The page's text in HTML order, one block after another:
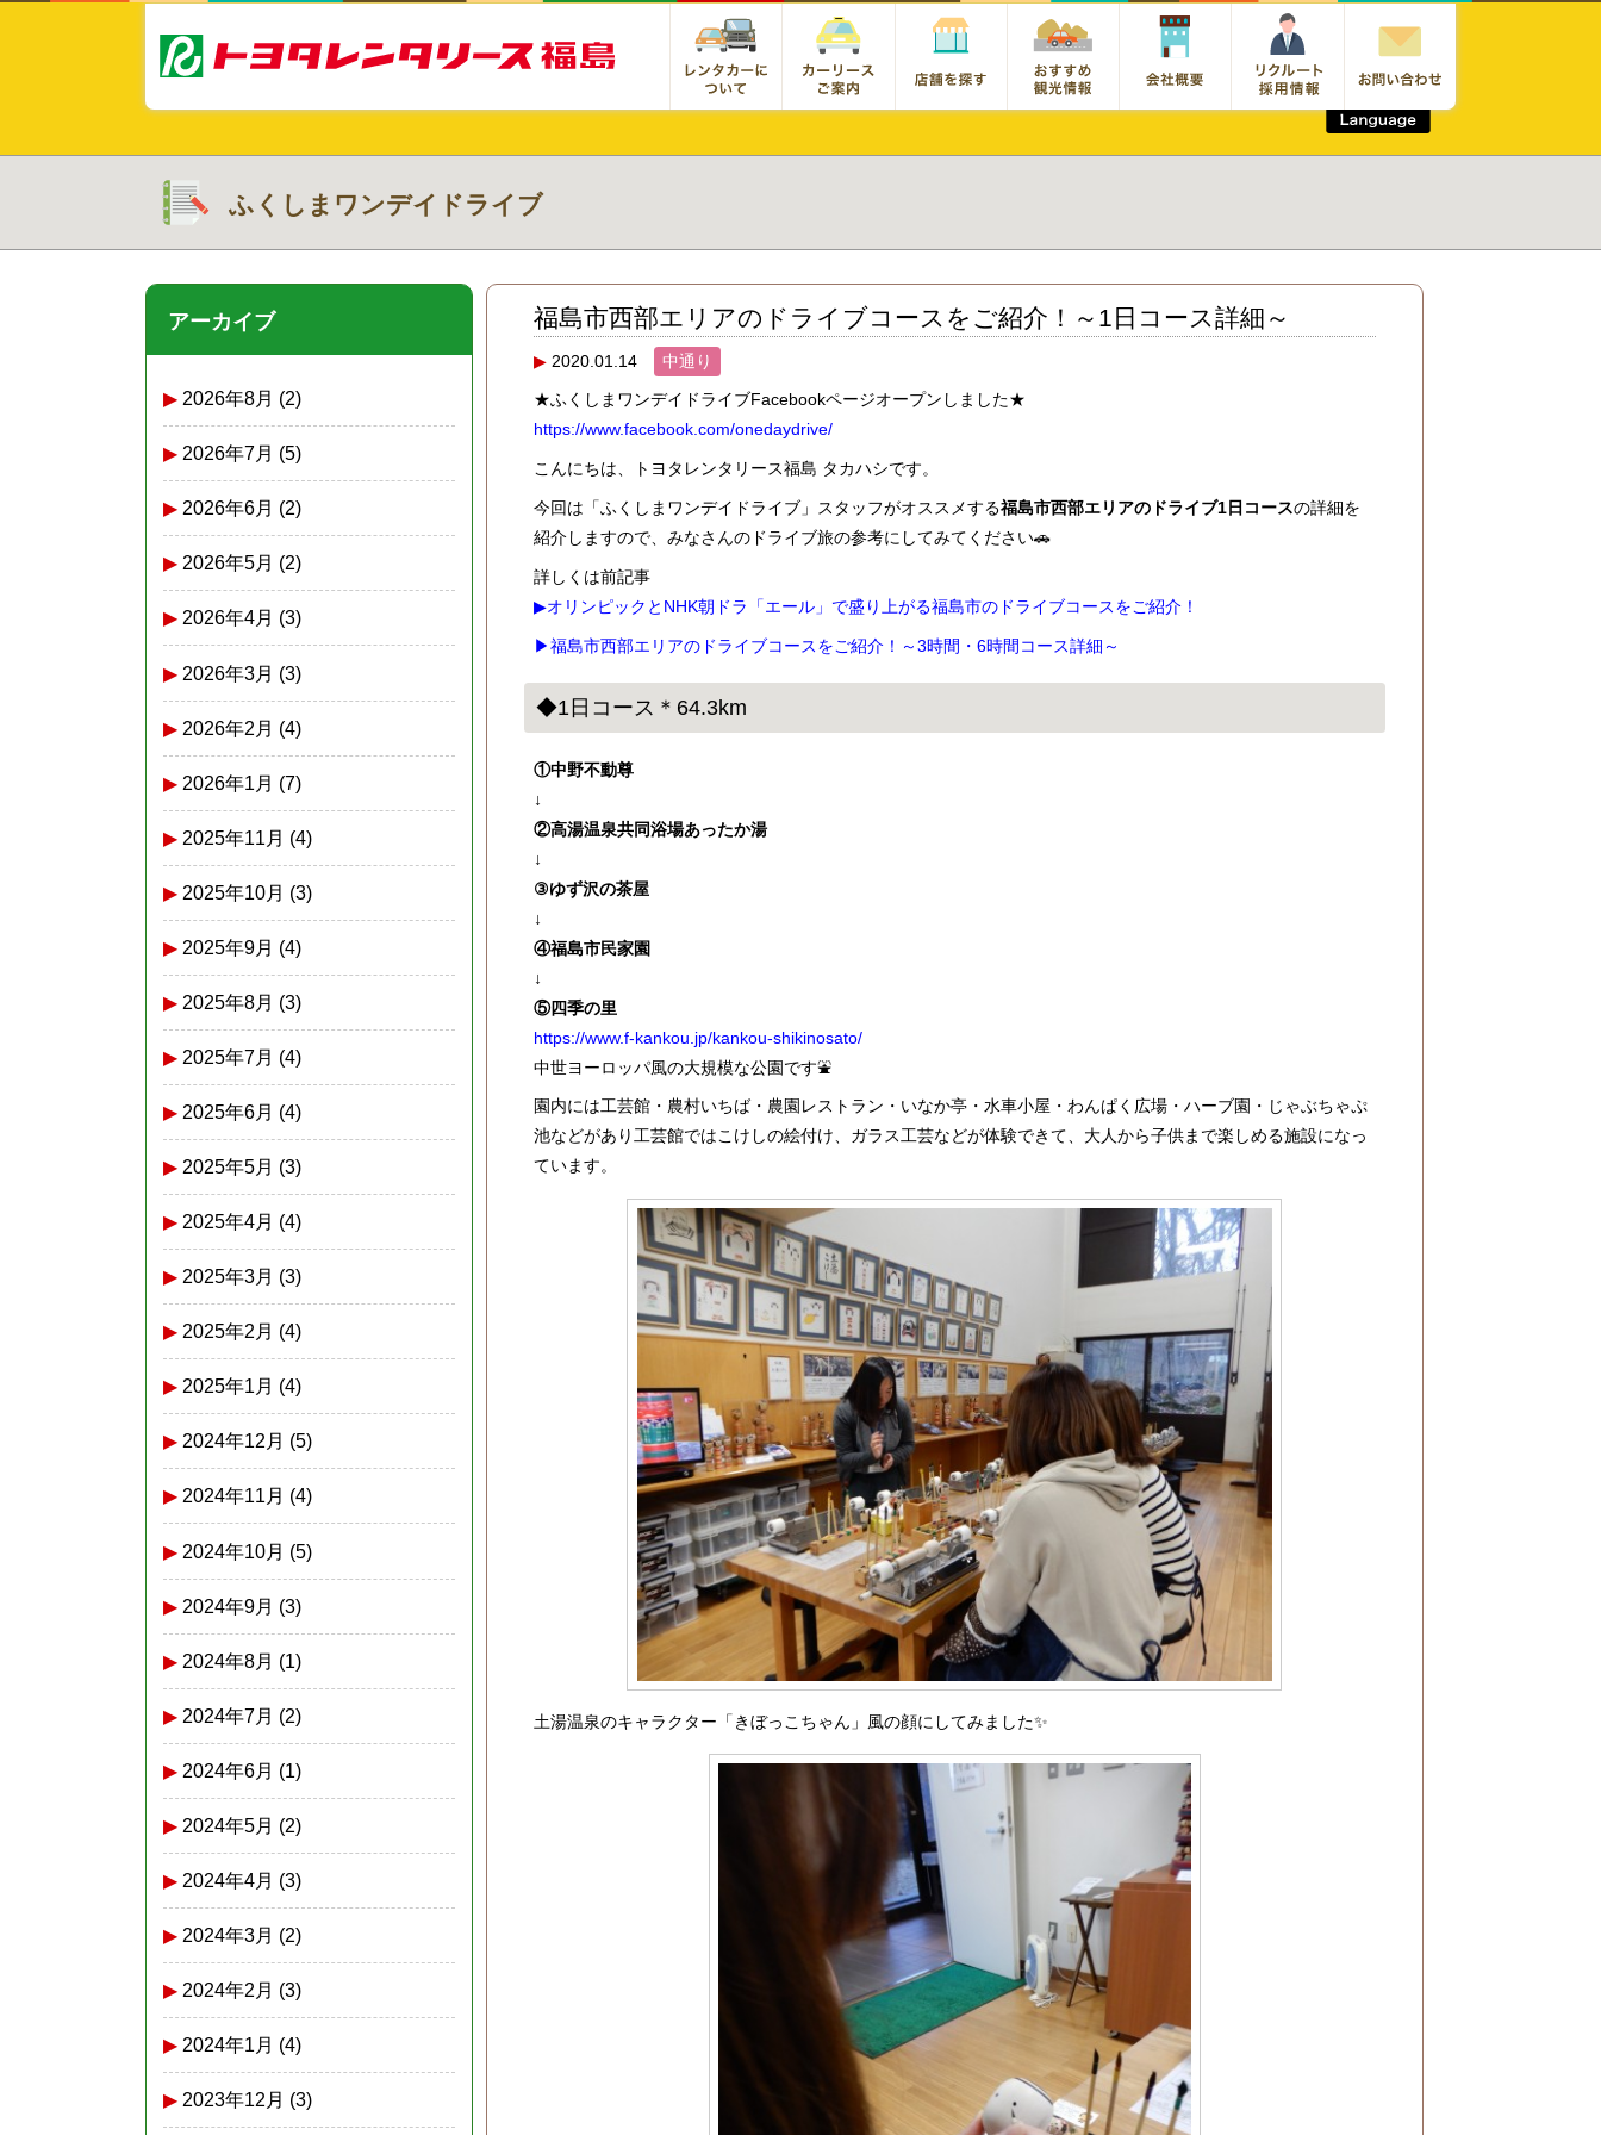
ふくしまワンデイドライブ
アーカイブ
2026年8月 (2)
2026年7月 (5)
2026年6月 (2)
2026年5月 (2)
2026年4月 (3)
2026年3月 (3)
2026年2月 (4)
2026年1月 (7)
2025年11月 (4)
2025年10月 (3)
2025年9月 (4)
2025年8月 (3)
2025年7月 (4)
2025年6月 (4)
2025年5月 (3)
2025年4月 (4)
2025年3月 (3)
2025年2月 (4)
2025年1月 (4)
2024年12月 (5)
2024年11月 (4)
2024年10月 (5)
2024年9月 (3)
2024年8月 (1)
2024年7月 (2)
2024年6月 (1)
2024年5月 (2)
2024年4月 (3)
2024年3月 (2)
2024年2月 (3)
2024年1月 (4)
2023年12月 (3)
福島市西部エリアのドライブコースをご紹介！～1日コース詳細～
2020.01.14 中通り
★ふくしまワンデイドライブFacebookページオープンしました★
https://www.facebook.com/onedaydrive/
こんにちは、トヨタレンタリース福島 タカハシです。
今回は「ふくしまワンデイドライブ」スタッフがオススメする福島市西部エリアのドライブ1日コースの詳細を
紹介しますので、みなさんのドライブ旅の参考にしてみてください🚗
詳しくは前記事
▶オリンピックとNHK朝ドラ「エール」で盛り上がる福島市のドライブコースをご紹介！
▶福島市西部エリアのドライブコースをご紹介！～3時間・6時間コース詳細～
◆1日コース＊64.3km
①中野不動尊
↓
②高湯温泉共同浴場あったか湯
↓
③ゆず沢の茶屋
↓
④福島市民家園
↓
⑤四季の里
https://www.f-kankou.jp/kankou-shikinosato/
中世ヨーロッパ風の大規模な公園です⛲
園内には工芸館・農村いちば・農園レストラン・いなか亭・水車小屋・わんぱく広場・ハーブ園・じゃぶちゃぷ
池などがあり工芸館ではこけしの絵付け、ガラス工芸などが体験できて、大人から子供まで楽しめる施設になっ
ています。
土湯温泉のキャラクター「きぼっこちゃん」風の顔にしてみました✨